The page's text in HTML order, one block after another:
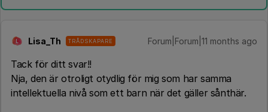
Lisa_Th TRÅDSKAPARE Forum|Forum|11 months ago
Tack för ditt svar!!
Nja, den är otroligt otydlig för mig som har samma
intellektuella nivå som ett barn när det gäller sånthär.